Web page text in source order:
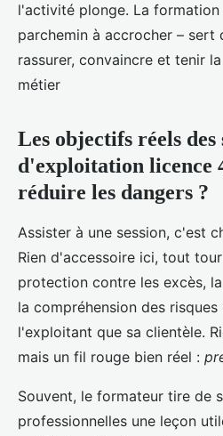
l'activité plonge. La
parchemin à accrocher – sert
rassurer, convaincre et tenir
métier
Les objectifs réels des
d'exploitation licence
réduire les dangers ?
Assister à une session, c'est
Rien d'accessoire ici, tout
protection contre les excès,
la compréhension des
l'exploitant que sa clientèle.
mais un fil rouge bien réel :
Souvent, le formateur tire de
professionnelles une leçon